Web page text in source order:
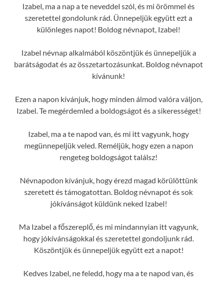
Izabel, ma a nap a te neveddel szól, és mi örömmel és
szeretettel gondolunk rád. Ünnepeljük együtt ezt a
különleges napot! Boldog névnapot, Izabel!
Izabel névnap alkalmából köszöntjük és ünnepeljük a
barátságodat és az összetartozásunkat. Boldog névnapot
kívánunk!
Ezen a napon kívánjuk, hogy minden álmod valóra váljon,
Izabel. Te megérdemled a boldogságot és a sikerességet!
Izabel, ma a te napod van, és mi itt vagyunk, hogy
megünnepeljük veled. Reméljük, hogy ezen a napon
rengeteg boldogságot találsz!
Névnapodon kívánjuk, hogy érezd magad körülöttünk
szeretett és támogatottan. Boldog névnapot és sok
jókívánságot küldünk neked Izabel!
Ma Izabel a főszereplő, és mi mindannyian itt vagyunk,
hogy jókívánságokkal és szeretettel gondoljunk rád.
Köszöntjük és ünnepeljük együtt ezt a napot!
Kedves Izabel, ne feledd, hogy ma a te napod van, és